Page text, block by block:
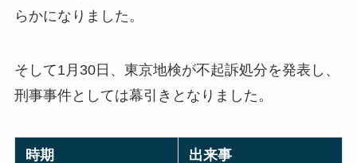
らかになりました。
そして1月30日、東京地検が不起訴処分を発表し、
刑事事件としては幕引きとなりました。
時期 出来事